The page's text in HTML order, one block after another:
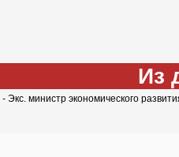
Из
- Экс. министр экономического